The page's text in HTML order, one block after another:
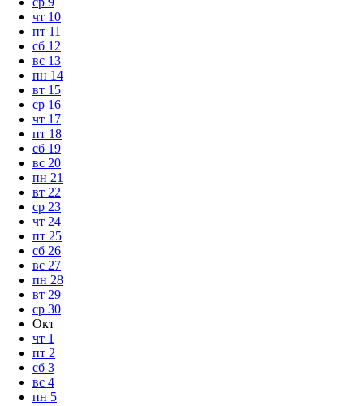
чт 10
пт 11
сб 12
вс 13
пн 14
вт 15
ср 16
чт 17
пт 18
сб 19
вс 20
пн 21
вт 22
ср 23
чт 24
пт 25
сб 26
вс 27
пн 28
вт 29
ср 30
Окт
чт 1
пт 2
сб 3
вс 4
пн 5